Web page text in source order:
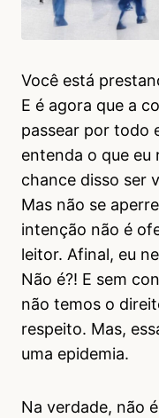
Você está
E é agora que a
passear por todo
entenda o que eu
chance disso ser
Mas não se
intenção não é
leitor. Afinal, eu
Não é?! E sem
não temos o
respeito. Mas,
uma epidemia.
Na verdade, não